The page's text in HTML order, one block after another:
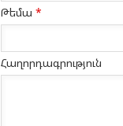
Թեմա *
Հաղորդագրություն